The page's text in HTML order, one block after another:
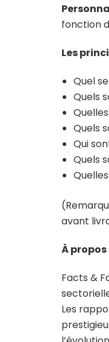
fonction
Les
Quel
Quels
Quels
Qui
Quels
avant
À
Facts &
Les